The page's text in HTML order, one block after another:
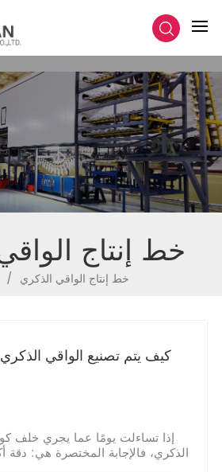
خط إنتاج
/ خط إنتاج الواقي الذكري
كيف يتم تصنيع الواقي
الذكري، فالإجابة المختصرة هي: دقة